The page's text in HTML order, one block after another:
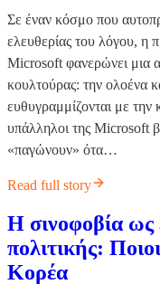
Σε έναν κόσμο που
ελευθερίας του λόγου, η
Microsoft φανερώνει μια
κουλτούρας: την ολοένα
ευθυγραμμίζονται με
υπάλληλοι της Microsoft
«παγώνουν» ότα…
Read full story
Η σινοφοβία ως
πολιτικής:
Κορέα